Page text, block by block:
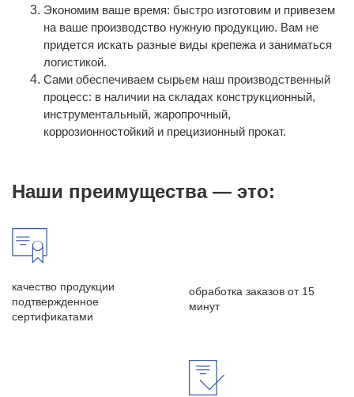
Экономим ваше время: быстро изготовим и привезем
на ваше производство нужную продукцию. Вам не
придется искать разные виды крепежа и заниматься
логистикой.
Сами обеспечиваем сырьем наш производственный
процесс: в наличии на складах конструкционный,
инструментальный, жаропрочный,
коррозионностойкий и прецизионный прокат.
Наши преимущества — это:
качество продукции
подтвержденное
сертификатами
обработка заказов от 15
минут